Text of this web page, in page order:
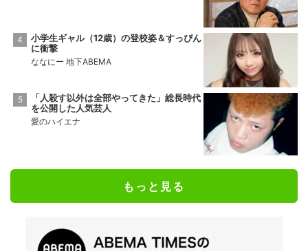
小学生ギャル（12歳）の登校姿＆すっぴん
に衝撃
ななにー 地下ABEMA
「人殺す以外は全部やってきた」総長時代
を公開した人気芸人
愛のハイエナ
もっと見る